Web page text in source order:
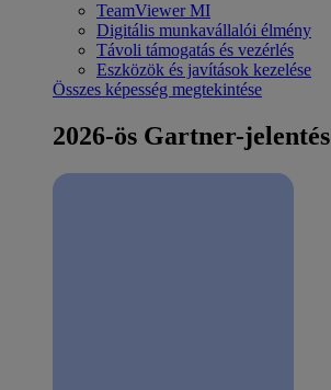
TeamViewer MI
Digitális munkavállalói élmény
Távoli támogatás és vezérlés
Eszközök és javítások kezelése
Összes képesség megtekintése
2026-ös Gartner-jelentés